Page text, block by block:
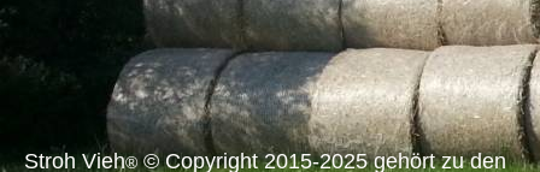
Stroh Vieh®© Copyright 2015-2025 gehört zu den